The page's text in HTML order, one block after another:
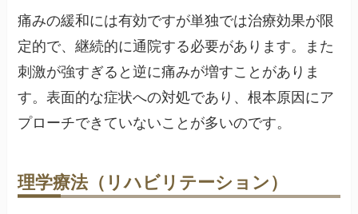
痛みの緩和には有効ですが単独では治療効果が限
定的で、継続的に通院する必要があります。また
刺激が強すぎると逆に痛みが増すことがありま
す。表面的な症状への対処であり、根本原因にア
プローチできていないことが多いのです。
理学療法（リハビリテーション）